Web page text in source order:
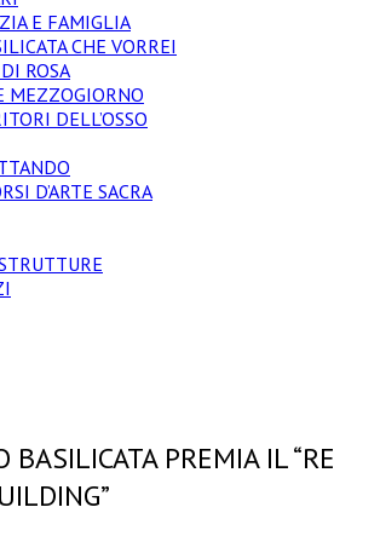
E FAMIGLIA
CHE VORREI
ROSA
MEZZOGIORNO
DELL’OSSO
D’ARTE SACRA
BASILICATA PREMIA IL “RE